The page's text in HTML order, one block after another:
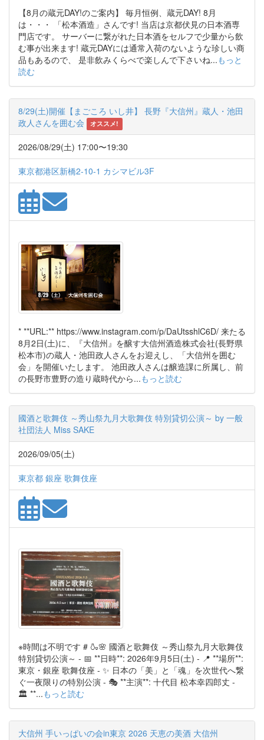
【8月の蔵元DAY!のご案内】 毎月恒例、蔵元DAY! 8月
は・・・ 「松本酒造」さんです! 当店は京都伏見の日本酒専
門店です。 サーバーに繋がれた日本酒をセルフで少量から飲
む事が出来ます! 蔵元DAYには通常入荷のないような珍しい商
品もあるので、 是非飲みくらべで楽しんで下さいね...もっと
読む
8/29(土)開催【まごころ いし井】 長野『大信州』蔵人・池田
政人さんを囲む会
オススメ!
2026/08/29(土) 17:00〜19:30
東京都港区新橋2-10-1 カシマビル3F
* **URL:** https://www.instagram.com/p/DaUtsshlC6D/ 来たる
8月2日(土)に、『大信州』を醸す大信州酒造株式会社(長野県
松本市)の蔵人・池田政人さんをお迎えし、「大信州を囲む
会」を開催いたします。 池田政人さんは醸造課に所属し、前
の長野市豊野の造り蔵時代から...もっと読む
國酒と歌舞伎 ～秀山祭九月大歌舞伎 特別貸切公演～ by 一般
社団法人 Miss SAKE
2026/09/05(土)
東京都 銀座 歌舞伎座
※時間は不明です # 🍶🌸 國酒と歌舞伎 ～秀山祭九月大歌舞伎
特別貸切公演～ - 📅 **日時**: 2026年9月5日(土) - 📍 **場所**:
東京・銀座 歌舞伎座 - ✨ 日本の「美」と「魂」を次世代へ繋
ぐ一夜限りの特別公演 - 🎭 **主演**: 十代目 松本幸四郎丈 -
🏛️ **...もっと読む
大信州 手いっぱいの会in東京 2026 天恵の美酒 大信州